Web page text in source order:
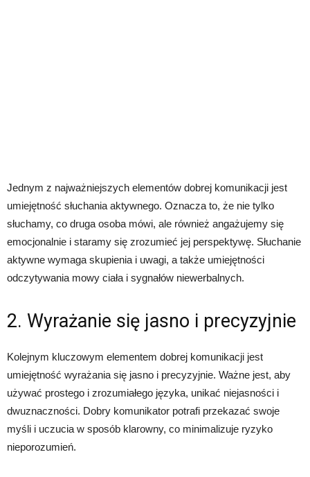
Jednym z najważniejszych elementów dobrej komunikacji jest
umiejętność słuchania aktywnego. Oznacza to, że nie tylko
słuchamy, co druga osoba mówi, ale również angażujemy się
emocjonalnie i staramy się zrozumieć jej perspektywę. Słuchanie
aktywne wymaga skupienia i uwagi, a także umiejętności
odczytywania mowy ciała i sygnałów niewerbalnych.
2. Wyrażanie się jasno i precyzyjnie
Kolejnym kluczowym elementem dobrej komunikacji jest
umiejętność wyrażania się jasno i precyzyjnie. Ważne jest, aby
używać prostego i zrozumiałego języka, unikać niejasności i
dwuznaczności. Dobry komunikator potrafi przekazać swoje
myśli i uczucia w sposób klarowny, co minimalizuje ryzyko
nieporozumień.